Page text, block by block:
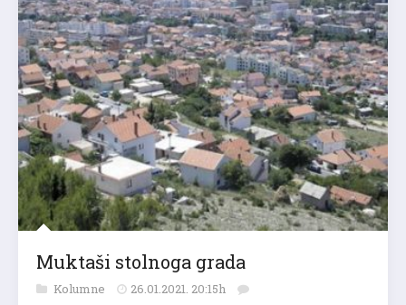
Muktaši stolnoga grada
Kolumne 26.01.2021. 20:15h